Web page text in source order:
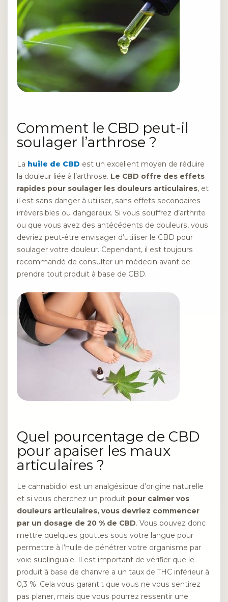
Comment le CBD peut-il
soulager l’arthrose ?
La huile de CBD est un excellent moyen de réduire
la douleur liée à l’arthrose. Le CBD offre des effets
rapides pour soulager les douleurs articulaires, et
il est sans danger à utiliser, sans effets secondaires
irréversibles ou dangereux. Si vous souffrez d’arthrite
ou que vous avez des antécédents de douleurs, vous
devriez peut-être envisager d’utiliser le CBD pour
soulager votre douleur. Cependant, il est toujours
recommandé de consulter un médecin avant de
prendre tout produit à base de CBD.
Quel pourcentage de CBD
pour apaiser les maux
articulaires ?
Le cannabidiol est un analgésique d’origine naturelle
et si vous cherchez un produit pour calmer vos
douleurs articulaires, vous devriez commencer
par un dosage de 20 % de CBD. Vous pouvez donc
mettre quelques gouttes sous votre langue pour
permettre à l’huile de pénétrer votre organisme par
voie sublinguale. Il est important de vérifier que le
produit à base de chanvre a un taux de THC inférieur à
0,3 %. Cela vous garantit que vous ne vous sentirez
pas planer, mais que vous pourrez ressentir une